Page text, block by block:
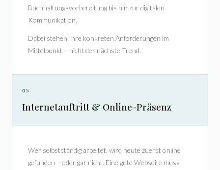
Buchhaltungsvorbereitung bis hin zur digitalen
Kommunikation.
Dabei stehen Ihre konkreten Anforderungen im
Mittelpunkt – nicht der nächste Trend.
05
Internetauftritt & Online-Präsenz
Wer selbstständig arbeitet, wird heute zuerst online
gefunden – oder gar nicht. Eine gute Webseite muss